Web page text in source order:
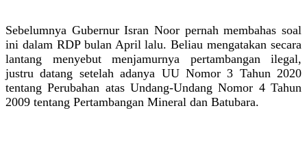
Sebelumnya Gubernur Isran Noor pernah membahas soal
ini dalam RDP bulan April lalu. Beliau mengatakan secara
lantang menyebut menjamurnya pertambangan ilegal,
justru datang setelah adanya UU Nomor 3 Tahun 2020
tentang Perubahan atas Undang-Undang Nomor 4 Tahun
2009 tentang Pertambangan Mineral dan Batubara.